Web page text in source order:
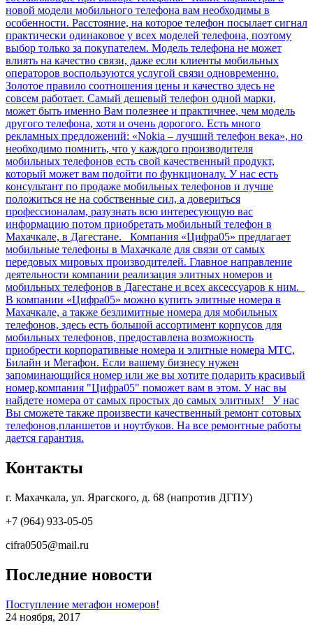
новой модели мобильного телефона вам необходимы в
особенности. Расстояние, на которое телефон посылает сигнал
практически одинаковое у всех моделей телефона, поэтому
выбор только за покупателем. Модель телефона не может
влиять на качество связи, даже если клиенты мобильных
операторов воспользуются услугой связи одновременно.
Золотое правило соотношения цены и качество здесь не
совсем работает. Самый дешевый телефон одной марки,
может быть именно Вам полезнее и практичнее, чем модель
другого телефона, хотя и очень дорогого. Есть много
рекламных предложений: «Nokia – лучший телефон века», но
необходимо помнить, что у каждого производителя
мобильных телефонов есть свой качественный продукт,
который может вам подойти по функционалу. У нас есть
консультант по продаже мобильных телефонов и лучше
положиться не на собственные сил, а довериться
профессионалам, разузнать всю интересующую вас
информацию потом приобретать мобильный телефон в
Махачкале, в Дагестане. Компания «Цифра05» предлагает
мобильные телефоны в Махачкале для связи от самых
передовых мировых производителей. Главное направление
деятельности компании реализация элитных номеров и
мобильных телефонов в Дагестане и всех аксессуаров к ним.
В компании «Цифра05» можно купить элитные номера в
Махачкале, а также безлимитные номера для мобильных
телефонов, здесь есть большой ассортимент корпусов для
мобильных телефонов, предоставлена возможность
приобрести корпоративные номера и элитные номера МТС,
Билайн и Мегафон. Если вашему бизнесу нужен
запоминающийся номер или же вы хотите подарить красивый
номер,компания "Цифра05" поможет вам в этом. У нас вы
найдете номера от самых простых до самых элитных! У нас
Вы сможете также произвести качественный ремонт сотовых
телефонов,планшетов и ноутбуков. На все ремонтные работы
дается гарантия.
Контакты
г. Махачкала, ул. Ярагского, д. 68 (напротив ДГПУ)
+7 (964) 933-05-05
cifra0505@mail.ru
Последние новости
Поступление мегафон номеров!
24 ноября, 2017